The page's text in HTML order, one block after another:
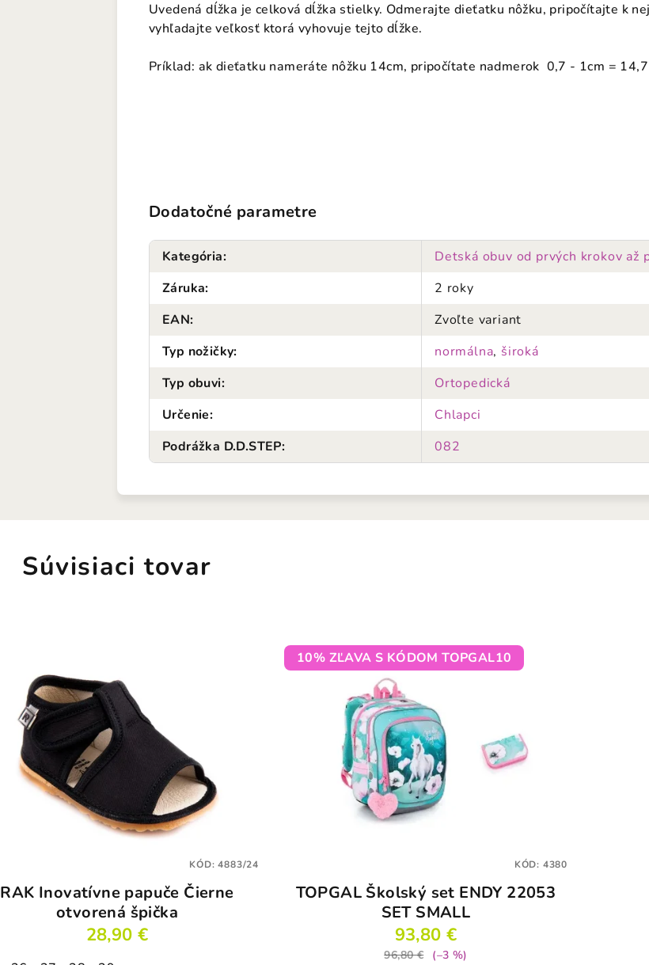
Uvedená dĺžka je celková dĺžka stielky. Odmerajte dieťatku nôžku, pripočítajte k
vyhľadajte veľkosť ktorá vyhovuje tejto dĺžke.
Príklad: ak dieťatku nameráte nôžku 14cm, pripočítate nadmerok 0,7 - 1cm =
Dodatočné parametre
Kategória:
Detská obuv od prvých krokov až
Záruka:
2 roky
EAN:
Zvoľte variant
Typ nožičky: normálna, široká
Typ obuvi:
Ortopedická
Určenie:
Chlapci
Podrážka D.D.STEP: 082
Súvisiaci tovar
RAK Inovatívne papuče Čierne
otvorená špička
28,90 €
KÓD:4883/24
10% ZĽAVA S KÓDOM TOPGAL10
TOPGAL Školský set ENDY 22053
SET SMALL
93,80 €
96,80 € (–3 %)
KÓD: 4380